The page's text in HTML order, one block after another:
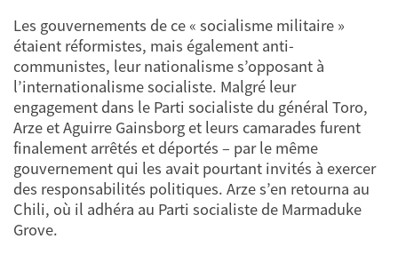
Les gouvernements de ce « socialisme militaire »
étaient réformistes, mais également anti-
communistes, leur nationalisme s’opposant à
l’internationalisme socialiste. Malgré leur
engagement dans le Parti socialiste du général Toro,
Arze et Aguirre Gainsborg et leurs camarades furent
finalement arrêtés et déportés – par le même
gouvernement qui les avait pourtant invités à exercer
des responsabilités politiques. Arze s’en retourna au
Chili, où il adhéra au Parti socialiste de Marmaduke
Grove.